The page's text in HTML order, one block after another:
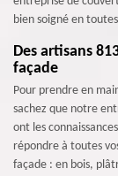
bien soigné en
Des artisans
façade
Pour prendre en
sachez que notre
ont les
répondre à toutes
façade : en bois,